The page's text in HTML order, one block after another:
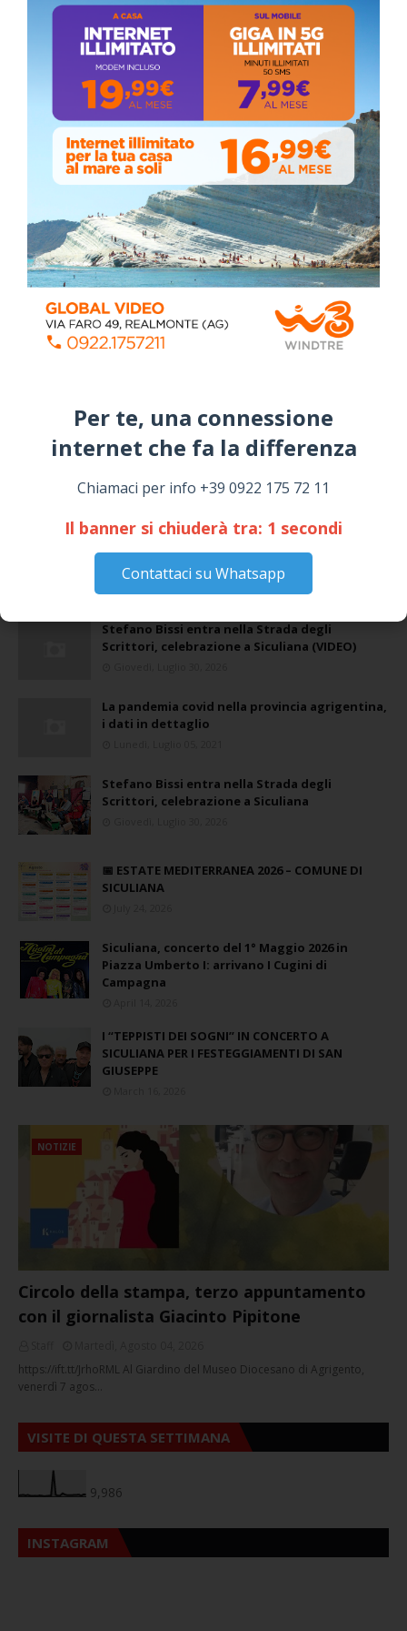
Per te, una connessione
internet che fa la differenza​
Chiamaci per info +39 0922 175 72 11
Il banner si chiuderà tra: 1 secondi
Contattaci su Whatsapp
ISCRIVITI AL CANALE YOUTUBE
Stefano Bissi entra nella Strada degli
Scrittori, celebrazione a Siculiana (VIDEO)
La pandemia covid nella provincia agrigentina,
i dati in dettaglio
Stefano Bissi entra nella Strada degli
Scrittori, celebrazione a Siculiana
📅 ESTATE MEDITERRANEA 2026 – COMUNE DI
SICULIANA
Siculiana, concerto del 1° Maggio 2026 in
Piazza Umberto I: arrivano I Cugini di
Campagna
I “TEPPISTI DEI SOGNI” IN CONCERTO A
SICULIANA PER I FESTEGGIAMENTI DI SAN
GIUSEPPE
NOTIZIE
Circolo della stampa, terzo appuntamento
con il giornalista Giacinto Pipitone
https://ift.tt/JrhoRML Al Giardino del Museo Diocesano di Agrigento,
venerdì 7 agos…
VISITE DI QUESTA SETTIMANA
9,986
INSTAGRAM